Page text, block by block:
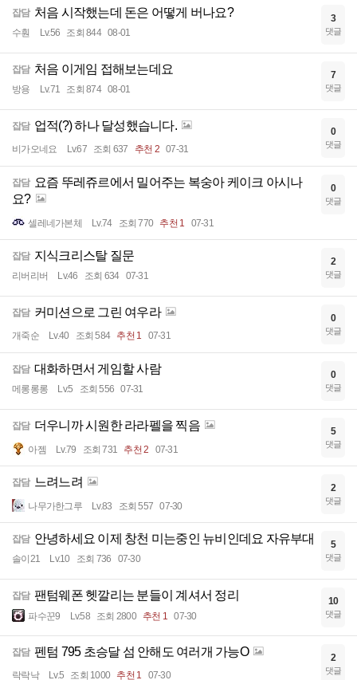
잡담 처음 시작했는데 돈은 어떻게 버나요?
수훤 Lv.56 조회 844 08-01
3
댓글
잡담 처음 이게임 접해보는데요
방용 Lv.71 조회 874 08-01
7
댓글
잡담 업적(?) 하나 달성했습니다.
비가오네요 Lv.67 조회 637 추천 2 07-31
0
댓글
잡담 요즘 뚜레쥬르에서 밀어주는 복숭아 케이크 아시나
요?
셀레네가본체 Lv.74 조회 770 추천 1 07-31
0
댓글
잡담 지식크리스탈 질문
리버리버 Lv.46 조회 634 07-31
2
댓글
잡담 커미션으로 그린 여우라
개죽순 Lv.40 조회 584 추천 1 07-31
0
댓글
잡담 대화하면서 게임할 사람
메롱롱롱 Lv.5 조회 556 07-31
0
댓글
잡담 더우니까 시원한 라라펠을 찍음
아젬 Lv.79 조회 731 추천 2 07-31
5
댓글
잡담 느려느려
나무가한그루 Lv.83 조회 557 07-30
2
댓글
잡담 안녕하세요 이제 창천 미는중인 뉴비인데요 자유부대
솔이21 Lv.10 조회 736 07-30
5
댓글
잡담 팬텀웨폰 헷깔리는 분들이 계셔서 정리
파수꾼9 Lv.58 조회 2800 추천 1 07-30
10
댓글
잡담 펜텀 795 초승달 섬 안해도 여러개 가능O
락락낙 Lv.5 조회 1000 추천 1 07-30
2
댓글